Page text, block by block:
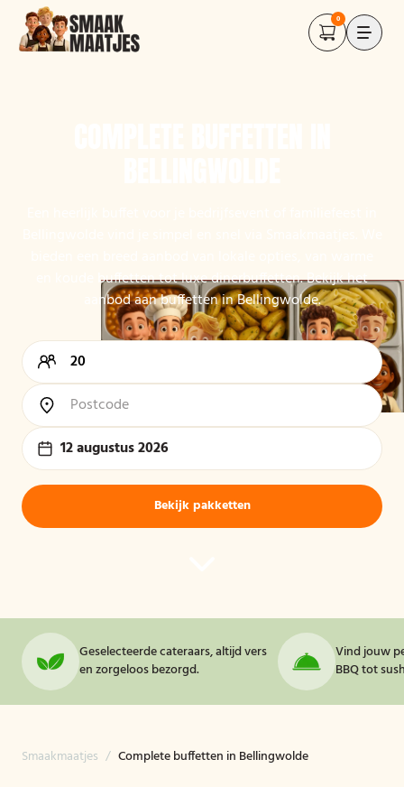
0
en koude buffetten tot luxe dinerbuffetten. Bekijk het
aanbod aan buffetten in Bellingwolde.
12 augustus 2026
Bekijk pakketten
Geselecteerde cateraars, altijd vers
en zorgeloos bezorgd.
Vind jouw
BBQ tot
Smaakmaatjes / Complete buffetten in Bellingwolde